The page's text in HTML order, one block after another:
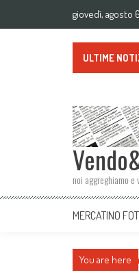
giovedì, agosto
ULTIME
noi aggreghiamo e
MERCATINO
You are here